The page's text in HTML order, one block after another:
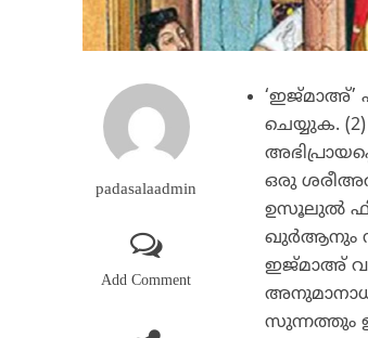
padasalaadmin
Add Comment
‘ഇജ്മാഅ്’
ചെയ്യുക.
ഒരു
ഉസൂലുല്‍
ഖുര്‍ആനും
ഇജ്മാഅ്
സുന്നത്തും